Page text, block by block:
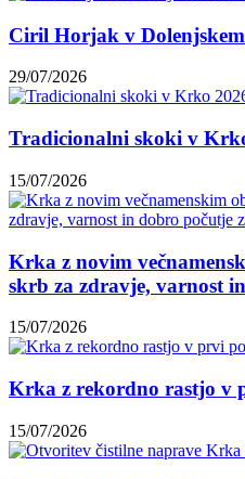
Ciril Horjak v
29/07/2026
Tradicionalni skoki v
15/07/2026
Krka z novim
skrb za zdravje, varnost
15/07/2026
Krka z rekordno rastjo v
15/07/2026